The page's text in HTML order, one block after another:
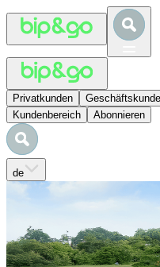
Privatkunden
Kundenbereich
Abonnieren
de